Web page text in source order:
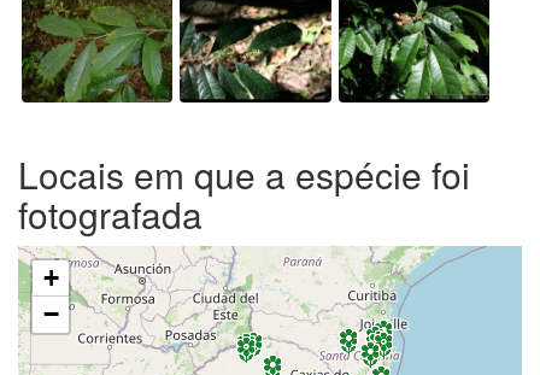
Locais em que a espécie foi
fotografada
+
−